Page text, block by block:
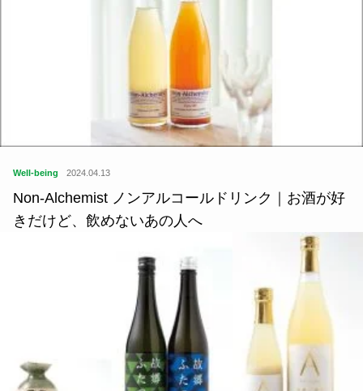
Well-being 2024.04.13
Non-Alchemist ノンアルコールドリンク｜お酒が好
きだけど、飲めないあの人へ